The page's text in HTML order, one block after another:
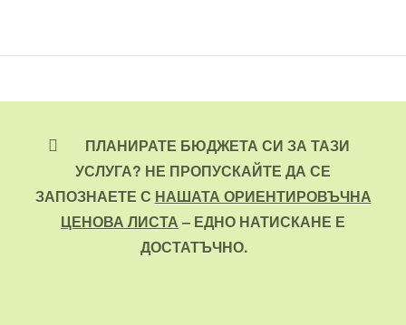
ПЛАНИРАТЕ БЮДЖЕТА СИ ЗА ТАЗИ
УСЛУГА? НЕ ПРОПУСКАЙТЕ ДА СЕ
ЗАПОЗНАЕТЕ С НАШАТА ОРИЕНТИРОВЪЧНА
ЦЕНОВА ЛИСТА– ЕДНО НАТИСКАНЕ Е
ДОСТАТЪЧНО.